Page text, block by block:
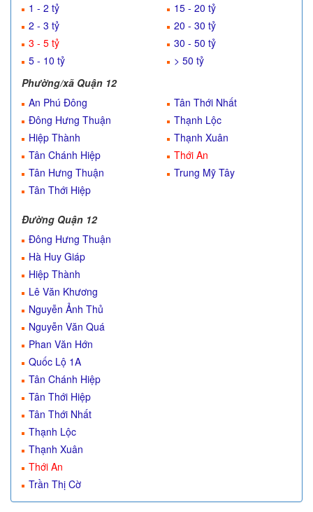
1 - 2 tỷ
2 - 3 tỷ
3 - 5 tỷ
5 - 10 tỷ
15 - 20 tỷ
20 - 30 tỷ
30 - 50 tỷ
> 50 tỷ
Phường/xã Quận 12
An Phú Đông
Đông Hưng Thuận
Hiệp Thành
Tân Chánh Hiệp
Tân Hưng Thuận
Tân Thới Hiệp
Tân Thới Nhất
Thạnh Lộc
Thạnh Xuân
Thới An
Trung Mỹ Tây
Đường Quận 12
Đông Hưng Thuận
Hà Huy Giáp
Hiệp Thành
Lê Văn Khương
Nguyễn Ảnh Thủ
Nguyễn Văn Quá
Phan Văn Hớn
Quốc Lộ 1A
Tân Chánh Hiệp
Tân Thới Hiệp
Tân Thới Nhất
Thạnh Lộc
Thạnh Xuân
Thới An
Trần Thị Cờ